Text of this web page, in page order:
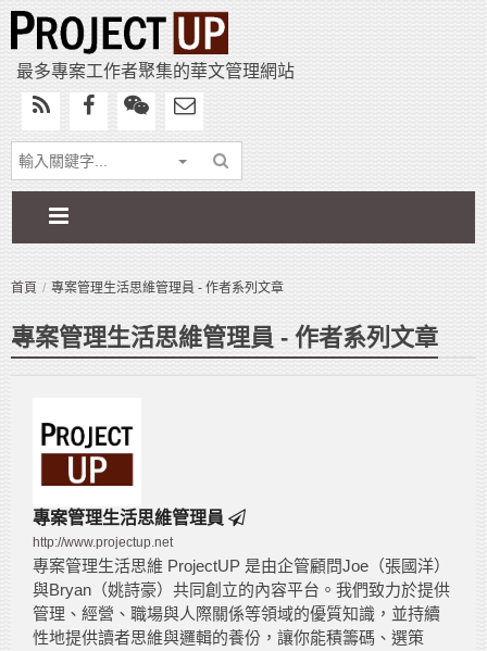
最多專案工作者聚集的華文管理網站
首頁 專案管理生活思維管理員 - 作者系列文章
專案管理生活思維管理員 - 作者系列文章
專案管理生活思維管理員
http://www.projectup.net
專案管理生活思維 ProjectUP 是由企管顧問Joe（張國洋）
與Bryan（姚詩豪）共同創立的內容平台。我們致力於提供
管理、經營、職場與人際關係等領域的優質知識，並持續
性地提供讀者思維與邏輯的養份，讓你能積籌碼、選策